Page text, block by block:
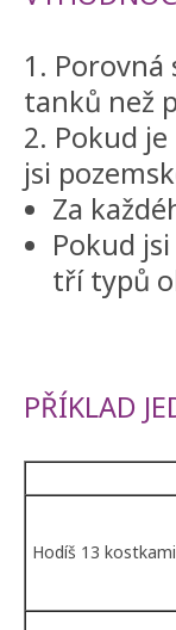
1. Porovná
tanků než
2. Pokud
jsi
Za
Pokud
tří typů
PŘÍKLAD
Hodíš 13 kostkami